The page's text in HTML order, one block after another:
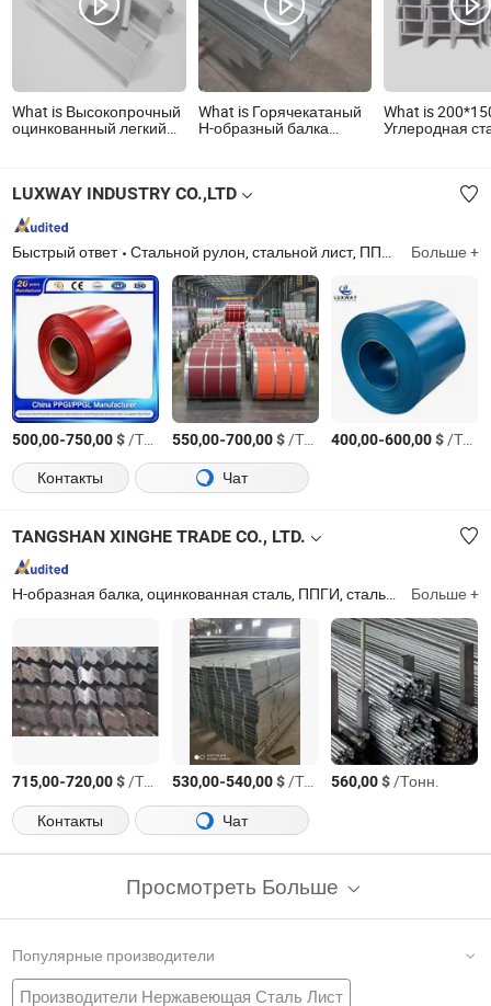
What is Высокопрочный
оцинкованный легкий
What is Горячекатаный
Н-образный балка
строительная материал
What is
Углеродная
LUXWAY INDUSTRY CO.,LTD
Быстрый ответ Стальной рулон, стальной лист, ППГИ, ППГЛ Больше +
500,00-750,00$/Тонн. 550,00-700,00$/Тонн. 400,00-600,00$/Тонн.
Контакты
Чат
TANGSHAN XINGHE TRADE CO., LTD.
Н-образная балка, оцинкованная сталь, ППГИ, стальной лист, канал, уголок, стальная проволока, листовая сваи, деформированный стальной прут, стальной лист Больше +
715,00-720,00$/Тонн. 530,00-540,00$/Тонн. 560,00$/Тонн.
Контакты
Чат
Просмотреть Больше
Популярные производители
Производители Нержавеющая Сталь Лист